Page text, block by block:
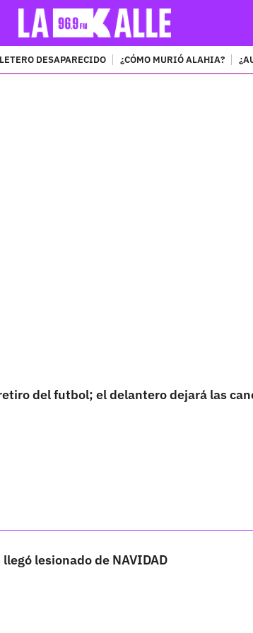
DESAPARECIDO ¿CÓMO MURIÓ ALAHIA?
del futbol; el delantero dejará las
lesionado de NAVIDAD